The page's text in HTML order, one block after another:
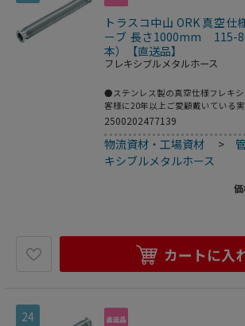
トラスコ中山 ORK 真空仕
ーブ 長さ1000mm 115-
本）【直送品】
フレキシブルメタルホース
●ステンレス製の真空仕様フレキ
客様に20年以上ご愛顧戴いている
用。●全長(mm)：1000●フランジ
力：FV～大気圧●使用温度範囲：-
耐熱温度により異なる)●Heリーク
乗]]Pa・[[Ｍ3]]/sec以下●フレキ部
(SUS316L)●フランジ部：ステンレ
2500202477139
物流資材・工場資材 >
キシブルメタルホース
価
カートに入
24